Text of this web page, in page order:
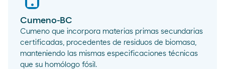
Cumeno-BC
Cumeno que incorpora materias primas secundarias
certificadas, procedentes de residuos de biomasa,
manteniendo las mismas especificaciones técnicas
que su homólogo fósil.